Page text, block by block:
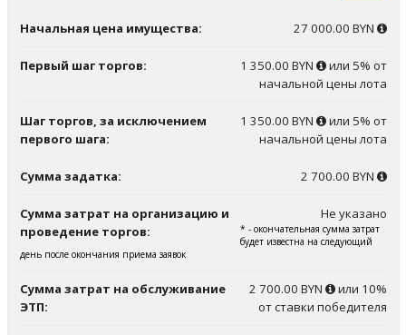
Начальная цена имущества: 27 000.00 BYN
Первый шаг торгов: 1 350.00 BYN
или 5% от
начальной цены лота
Шаг торгов, за исключением
первого шага:
1 350.00 BYN
или 5% от
начальной цены лота
Сумма задатка: 2 700.00 BYN
Сумма затрат на организацию и
проведение торгов:
Не указано
* - окончательная сумма затрат
будет известна на следующий
день после окончания приема заявок
Сумма затрат на обслуживание
ЭТП:
2 700.00 BYN
или 10%
от ставки победителя